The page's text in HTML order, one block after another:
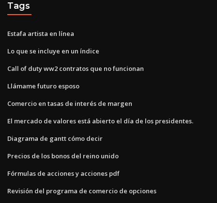
Tags
Estafa artista en línea
Lo que se incluye en un índice
Call of duty ww2 contratos que no funcionan
Llámame futuro esposo
Comercio en tasas de interés de margen
El mercado de valores está abierto el día de los presidentes.
Diagrama de gantt cómo decir
Precios de los bonos del reino unido
Fórmulas de acciones y acciones pdf
Revisión del programa de comercio de opciones